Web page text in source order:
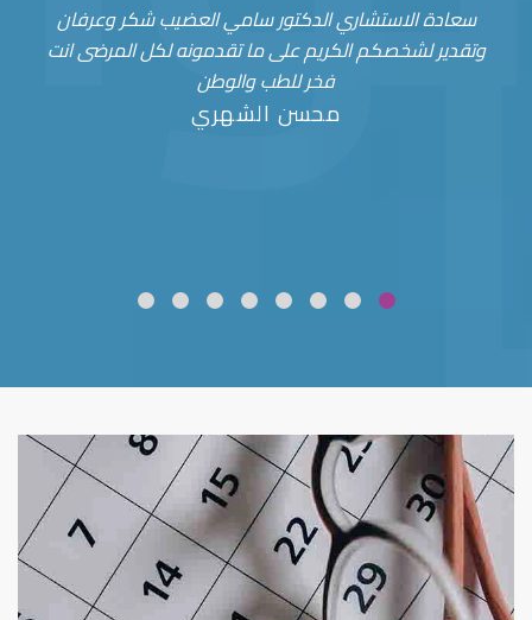
سعادة الاستشاري الدكتور سامي العضيب شكر وعرفان
وتقدير لشخصكم الكريم على ما تقدمونه لكل المرضى انت
فخر للطب والوطن
محسن الشهري
قلوبال لرعاية العين ضعف نظر